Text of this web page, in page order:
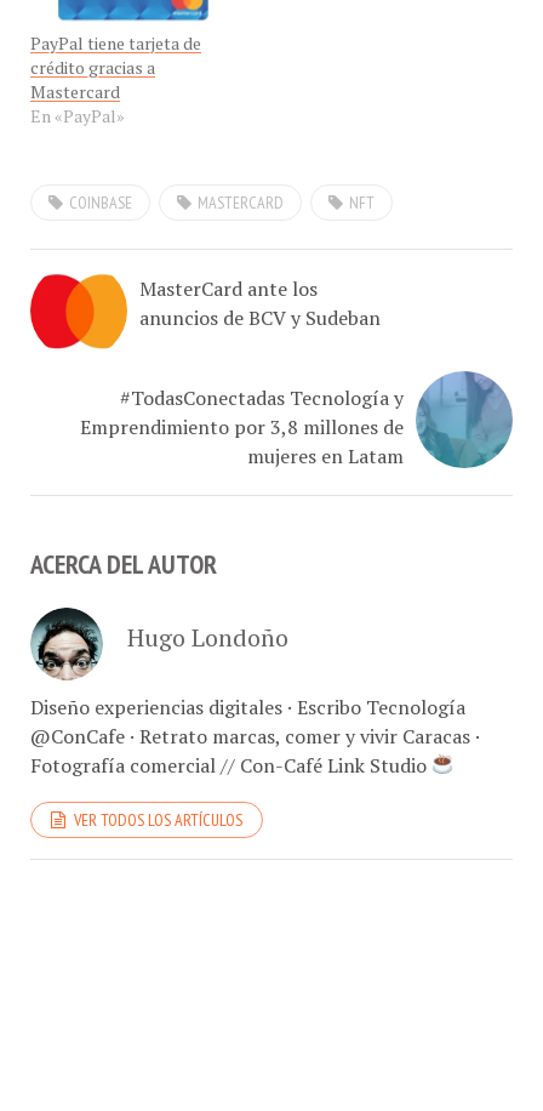
PayPal tiene tarjeta de
crédito gracias a
Mastercard
En «PayPal»
anuncios de BCV y Sudeban
Emprendimiento por 3,8 millones de
mujeres en Latam
Diseño experiencias digitales · Escribo Tecnología
@ConCafe · Retrato marcas, comer y vivir Caracas ·
Fotografía comercial // Con-Café Link Studio